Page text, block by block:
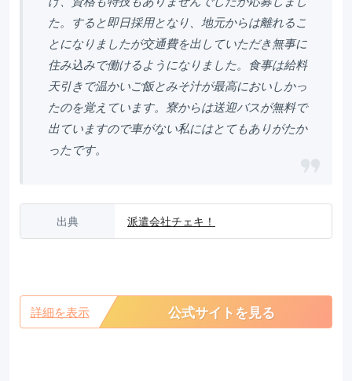
た。すると即日採用となり、地元からは離れるこ
とになりましたが交通費を出していただき無事に
住み込みで働けるようになりました。食事は給料
天引きで温かいご飯とみそ汁が最高においしかっ
たのを覚えています。寮からは送迎バスが無料で
出ていますので車がない私にはとてもありがたか
ったです。
出典 派遣会社チェキ！
詳細を表示 公式サイトを見る